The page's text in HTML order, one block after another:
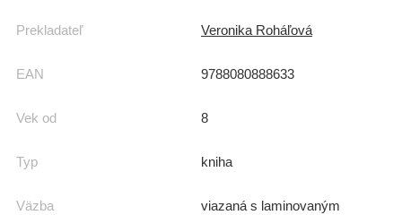
Prekladateľ Veronika Roháľová
EAN 9788080888633
Vek od 8
Typ kniha
Väzba
viazaná s laminovaným